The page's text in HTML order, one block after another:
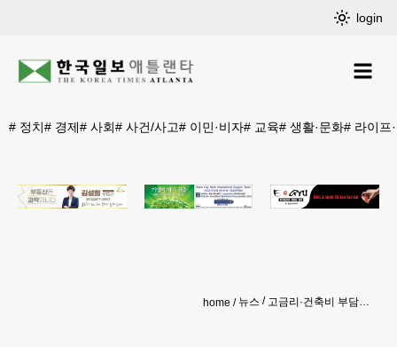
login
# 정치# 경제# 사회# 사건/사고# 이민·비자# 교육# 생활·문화# 라이프
home 뉴스 고금리·건축비 부담에… 주택건설 체감경기 침체